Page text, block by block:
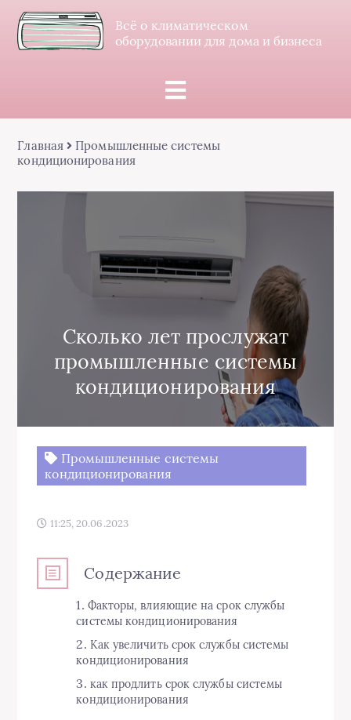
Всё о климатическом
оборудовании для дома и бизнеса
Главная
Промышленные системы
кондиционирования
Сколько лет прослужат
промышленные системы
кондиционирования
Промышленные системы
кондиционирования
11:25, 20.06.2023
Содержание
Факторы, влияющие на срок службы
системы кондиционирования
Как увеличить срок службы системы
кондиционирования
как продлить срок службы системы
кондиционирования